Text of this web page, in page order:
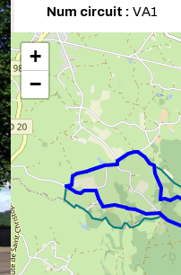
Num circuit : VA1
+
−